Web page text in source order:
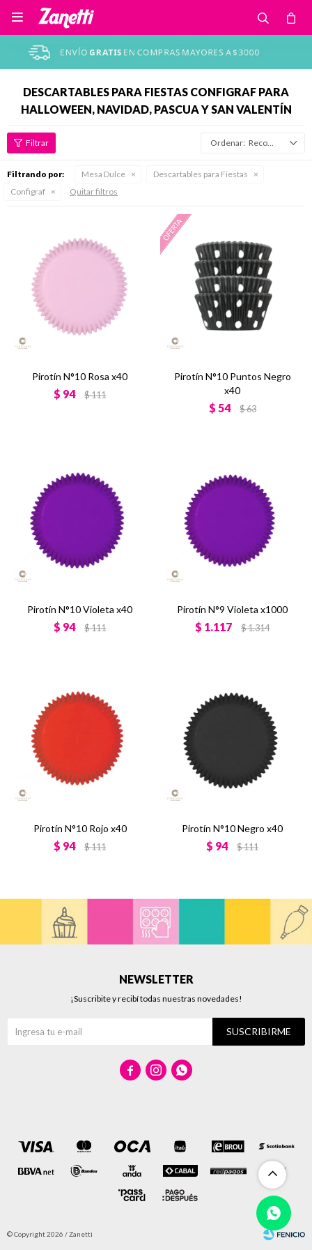

DESCARTABLES PARA FIESTAS CONFIGRAF PARA
HALLOWEEN, NAVIDAD, PASCUA Y SAN VALENTÍN
Recomendados
Filtrando por: Mesa Dulce
Descartables para Fiestas
Configraf
Quitar filtros
Pirotín N°10 Rosa x40
$ 94 $111
Pirotín N°10 Puntos Negro
x40
$ 54 $63
Pirotín N°10 Violeta x40
$ 94 $111
Pirotín N°9 Violeta x1000
$ 1.117 $1.314
Pirotín N°10 Rojo x40
$ 94 $111
Pirotín N°10 Negro x40
$ 94 $111
NEWSLETTER
¡Suscribite y recibí todas nuestras novedades!
SUSCRIBIRME
  
© Copyright 2026 / Zanetti